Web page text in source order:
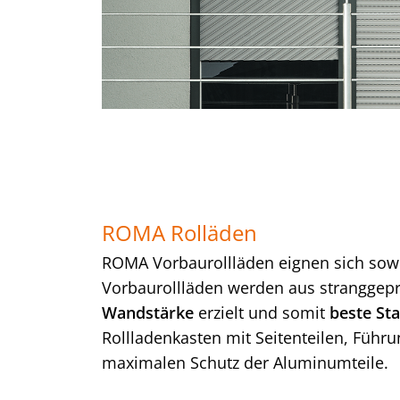
ROMA Rolläden
ROMA Vorbaurollläden eignen sich
Vorbaurollläden werden aus
Wandstärke erzielt und somit beste
Rollladenkasten mit Seitenteilen,
maximalen Schutz der Aluminumteile.